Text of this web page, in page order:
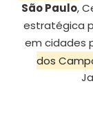
São Paulo,
estratégica
em cidades
dos